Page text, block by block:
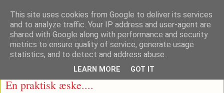
fredag den 30. september 2011
En praktisk æske....
This site uses cookies from Google to deliver its services
and to analyze traffic. Your IP address and user-agent are
shared with Google along with performance and security
metrics to ensure quality of service, generate usage
statistics, and to detect and address abuse.
LEARN MORE GOT IT